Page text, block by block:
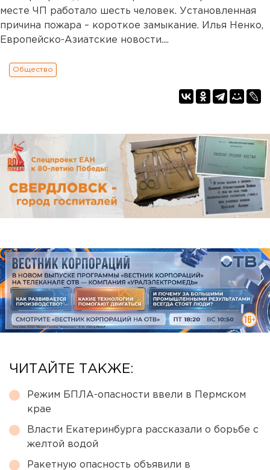
месте ЧП работало шесть человек. Установленная
причина пожара – короткое замыкание. Илья Ненко,
Европейско-Азиатские новости....
Общество
ЧИТАЙТЕ ТАКЖЕ:
Режим БПЛА-опасности ввели в Пермском
крае
Власти Екатеринбурга рассказали о борьбе с
желтой водой
Ракетную опасность объявили в